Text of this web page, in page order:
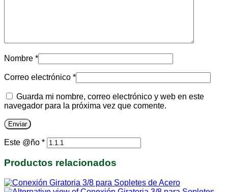
Nombre *
Correo electrónico *
Guarda mi nombre, correo electrónico y web en este
navegador para la próxima vez que comente.
Este @ño *
Productos relacionados